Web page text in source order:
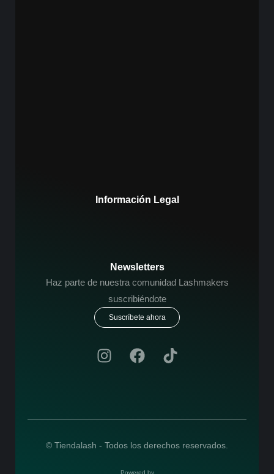
Información Legal
Newsletters
Haz parte de nuestra comunidad Lashmakers
suscribiéndote
Suscríbete ahora
© Tiendalash - Todos los derechos reservados.